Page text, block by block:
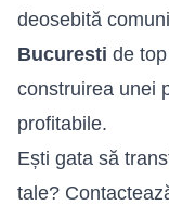
deosebită
Bucuresti de
construirea unei
profitabile.
Ești gata să
tale?